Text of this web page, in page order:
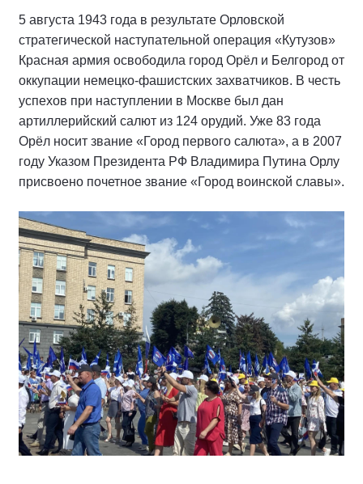
5 августа 1943 года в результате Орловской
стратегической наступательной операция «Кутузов»
Красная армия освободила город Орёл и Белгород от
оккупации немецко-фашистских захватчиков. В честь
успехов при наступлении в Москве был дан
артиллерийский салют из 124 орудий. Уже 83 года
Орёл носит звание «Город первого салюта», а в 2007
году Указом Президента РФ Владимира Путина Орлу
присвоено почетное звание «Город воинской славы».